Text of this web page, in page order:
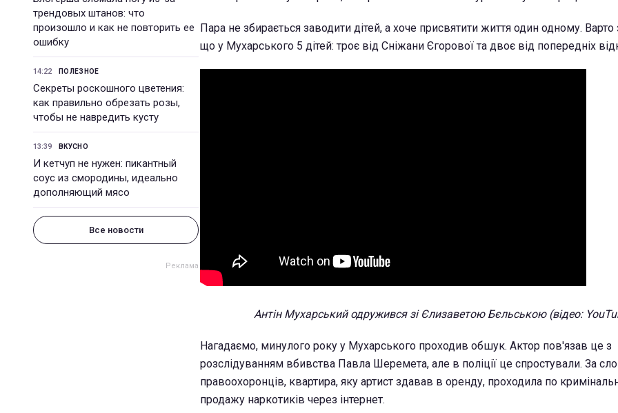
трендовых штанов: что
произошло и как не повторить ее
ошибку
14:22 ПОЛЕЗНОЕ
Секреты роскошного цветения:
как правильно обрезать розы,
чтобы не навредить кусту
13:39 ВКУСНО
И кетчуп не нужен: пикантный
соус из смородины, идеально
дополняющий мясо
Все новости
Пара не збирається заводити дітей, а хоче присвятити життя один одному. Варто
що у Мухарського 5 дітей: троє від Сніжани Єгорової та двоє від попередніх
Антін Мухарський одружився зі Єлизаветою Бєльською(відео:
Нагадаємо, минулого року у Мухарського проходив обшук. Актор пов'язав це з
розслідуванням вбивства Павла Шеремета, але в поліції це спростували. За
правоохоронців, квартира, яку артист здавав в оренду, проходила по
продажу наркотиків через інтернет.